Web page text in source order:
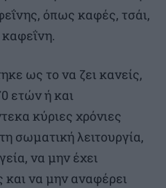
όπως καφές, τσάι,
ως το να ζει κανείς,
ετών ή και
κύριες χρόνιες
σωματική λειτουργία,
να μην έχει
και να μην αναφέρει